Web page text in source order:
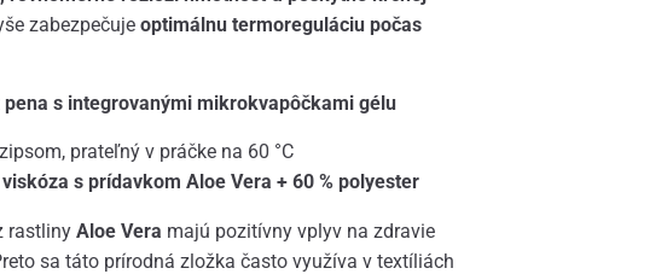
zabezpečuje optimálnu termoreguláciu počas
s integrovanými mikrokvapôčkami gélu
prateľný v práčke na 60 °C
viskóza s prídavkom Aloe Vera + 60 % polyester
rastliny Aloe Vera majú pozitívny vplyv na zdravie
sa táto prírodná zložka často využíva v textíliách